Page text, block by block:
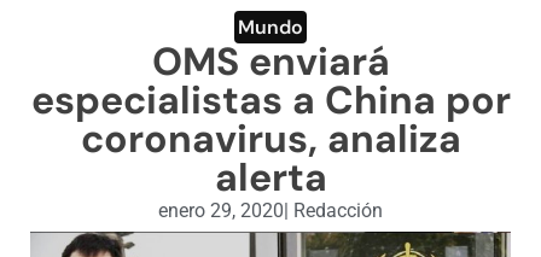
ENGLISH SECTION
VIDEOS
Mundo
OMS enviará
especialistas a China por
coronavirus, analiza
alerta
enero 29, 2020| Redacción